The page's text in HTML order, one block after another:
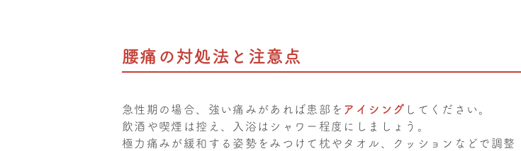
腰痛の対処法と注意点
急性期の場合、強い痛みがあれば患部を アイシング してください。
飲酒や喫煙は控え、入浴はシャワー程度にしましょう。
極力痛みが緩和する姿勢をみつけて枕やタオル、クッションなどで調整